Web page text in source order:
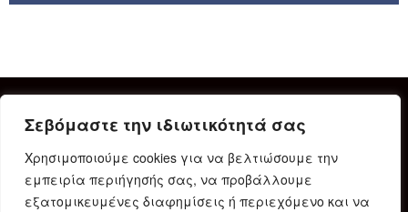
Σεβόμαστε την ιδιωτικότητά σας
Χρησιμοποιούμε cookies για να βελτιώσουμε την
εμπειρία περιήγησής σας, να προβάλλουμε
εξατομικευμένες διαφημίσεις ή περιεχόμενο και να